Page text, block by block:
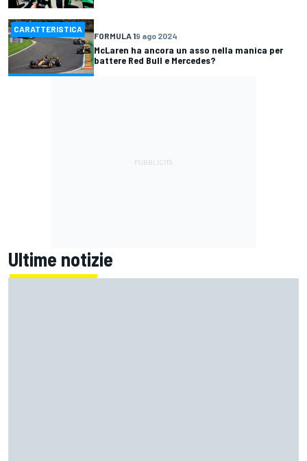
CARATTERISTICA
FORMULA 19 ago 2024
McLaren ha ancora un asso nella manica per
battere Red Bull e Mercedes?
Ultime notizie